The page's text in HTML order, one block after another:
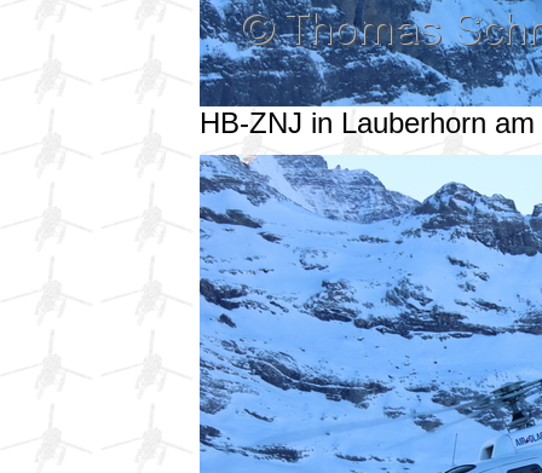
HB-ZNJ in Lauberhorn